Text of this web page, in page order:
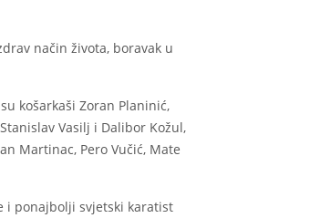
način života, boravak u
košarkaši Zoran Planinić,
Vasilj i Dalibor Kožul,
Martinac, Pero Vučić, Mate
i ponajbolji svjetski karatist